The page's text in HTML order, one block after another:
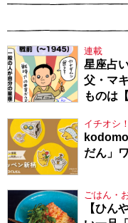
連載
星座占
父・マ
ものは
イチオシ！
だん」
ごはん・
【ひん